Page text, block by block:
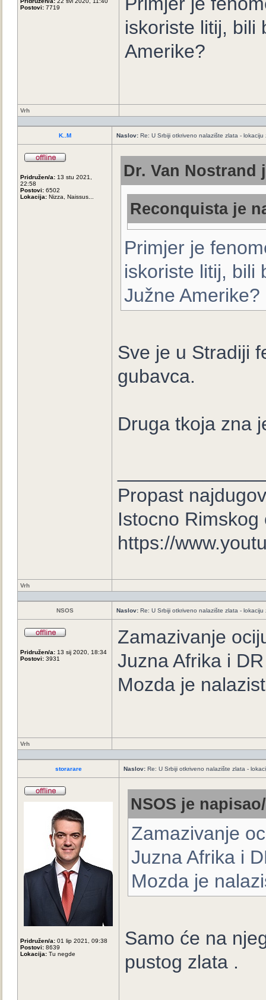
Postovi: 7719
iskoriste litij, bili
Amerike?
Vrh
K..M Naslov: Re: U Srbiji otkriveno nalazište zlata -
Pridružen/a: 13 stu 2021,
22:58
Postovi: 6502
Lokacija: Nizza, Naissus...
Dr. Van Nostrand
Reconquista je
Primjer je
iskoriste litij, bili
Južne Amerike?
Sve je u Stradiji
gubavca.
Druga tkoja zna
Propast
Istocno Rimskog
https://
Vrh
NSOS Naslov: Re: U Srbiji otkriveno nalazište zlata -
Pridružen/a: 13 sij 2020, 18:34
Postovi: 3931
Zamazivanje
Juzna Afrika i
Mozda je
Vrh
storarare Naslov: Re: U Srbiji otkriveno nalazište zlata -
Pridružen/a: 01 lip 2021, 09:38
Postovi: 8639
Lokacija: Tu negde
NSOS je
Zamazivanje
Juzna Afrika i
Mozda je
Samo će na
pustog zlata .